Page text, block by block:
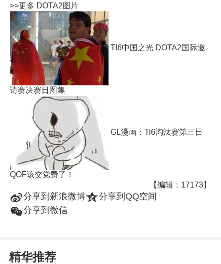
>>更多 DOTA2图片
TI6中国之光 DOTA2国际邀
请赛决赛日图集
GL漫画：Ti6淘汰赛第三日
QOF该交党费了！
【编辑：17173】
t分享到新浪微博z分享到QQ空间
w分享到微信
精华推荐